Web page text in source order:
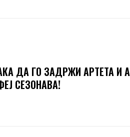
ДА ГО ЗАДРЖИ АРТЕТА И
СЕЗОНАВА!